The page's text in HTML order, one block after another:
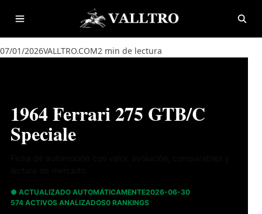
Abrir menú Abrir
07/01/2026VALLTRO.COM2 min de lectura
1964 Ferrari 275 GTB/C
Speciale
● ACTUALIZADO AUTOMÁTICAMENTE2026-06-30
574 ACTIVOS ANALIZADOS0 RANKINGS